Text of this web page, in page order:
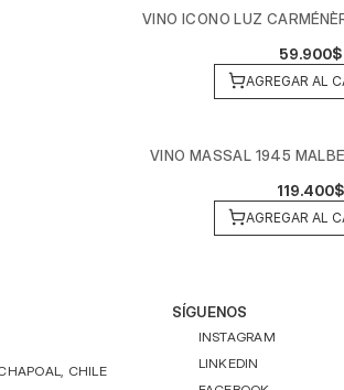
VINO ICONO LUZ
59.900$
AGREGAR AL
VINO MASSAL 1945
119.400$
AGREGAR AL
CHILE
SÍGUENOS
INSTAGRAM
LINKEDIN